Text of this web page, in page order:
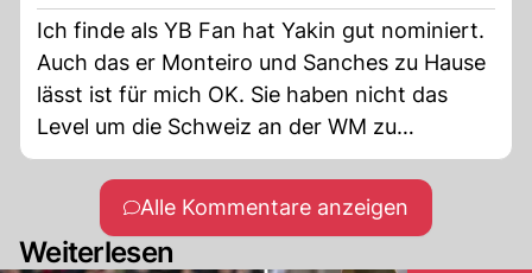
Ich finde als YB Fan hat Yakin gut nominiert.
Auch das er Monteiro und Sanches zu Hause
lässt ist für mich OK. Sie haben nicht das
Level um die Schweiz an der WM zu
vertreten.
Alle Kommentare anzeigen
Weiterlesen